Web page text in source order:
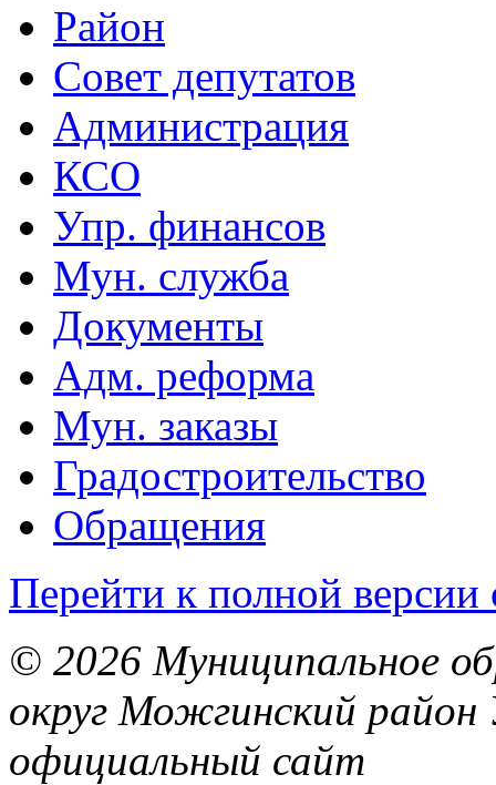
Район
Совет депутатов
Администрация
КСО
Упр. финансов
Мун. служба
Документы
Адм. реформа
Мун. заказы
Градостроительство
Обращения
Перейти к полной версии
© 2026 Муниципальное
округ Можгинский район
официальный сайт